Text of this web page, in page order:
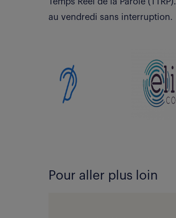
au vendredi sans interruption.
Pour aller plus loin